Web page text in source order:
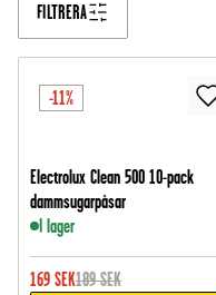
FILTRERA
-11%
Electrolux Clean 500 10-pack
dammsugarpåsar
I lager
169 SEK189 SEK